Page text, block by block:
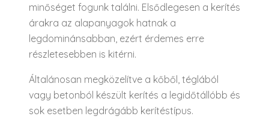
minőséget fogunk találni. Elsődlegesen a kerítés
árakra az alapanyagok hatnak a
legdominánsabban, ezért érdemes erre
részletesebben is kitérni.
Általánosan megközelítve a kőből, téglából
vagy betonból készült kerítés a legidőtállóbb és
sok esetben legdrágább kerítéstípus.